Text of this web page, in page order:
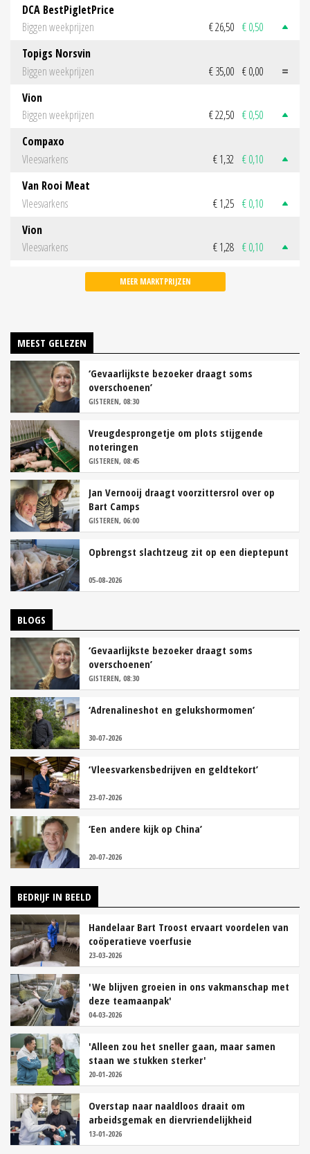
DCA BestPigletPrice
Biggen weekprijzen
€ 26,50 € 0,50
Topigs Norsvin
Biggen weekprijzen
€ 35,00 € 0,00
Vion
Biggen weekprijzen
€ 22,50 € 0,50
Compaxo
Vleesvarkens
€ 1,32 € 0,10
Van Rooi Meat
Vleesvarkens
€ 1,25 € 0,10
Vion
Vleesvarkens
€ 1,28 € 0,10
MEER MARKTPRIJZEN
MEEST GELEZEN
‘Gevaarlijkste bezoeker draagt soms
overschoenen’
GISTEREN, 08:30
Vreugdesprongetje om plots stijgende
noteringen
GISTEREN, 08:45
Jan Vernooij draagt voorzittersrol over op
Bart Camps
GISTEREN, 06:00
Opbrengst slachtzeug zit op een dieptepunt
05-08-2026
BLOGS
‘Gevaarlijkste bezoeker draagt soms
overschoenen’
GISTEREN, 08:30
‘Adrenalineshot en gelukshormomen’
30-07-2026
‘Vleesvarkensbedrijven en geldtekort’
23-07-2026
‘Een andere kijk op China’
20-07-2026
BEDRIJF IN BEELD
Handelaar Bart Troost ervaart voordelen van
coöperatieve voerfusie
23-03-2026
'We blijven groeien in ons vakmanschap met
deze teamaanpak'
04-03-2026
'Alleen zou het sneller gaan, maar samen
staan we stukken sterker'
20-01-2026
Overstap naar naaldloos draait om
arbeidsgemak en diervriendelijkheid
13-01-2026